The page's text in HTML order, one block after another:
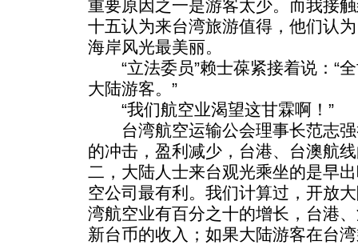
重要原因之一是游客太少。而我接
十五认为来台湾旅游值得，他们认
海岸风光最美丽。
“立法委员”赖士葆紧接着说：“
大陆游客。”
“我们航空业渴望这甘霖啊！”
台湾航空运输公会理事长范志强
的冲击，盈利减少，台港、台澳航
二，大陆人士来台观光乘坐的是早
空公司最有利。我们计算过，开放
湾航空业有百分之十的增长，台港
新台币的收入；如果大陆游客在台